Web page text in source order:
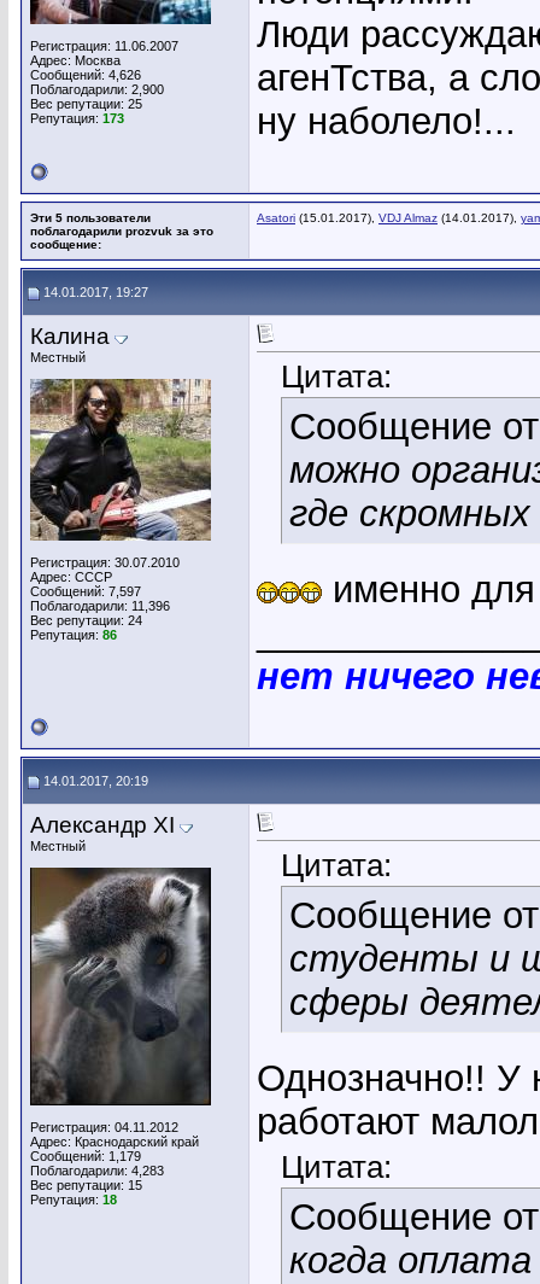
Регистрация: 11.06.2007
Адрес: Москва
Сообщений: 4,626
Поблагодарили: 2,900
Вес репутации: 25
Репутация: 173
Люди
агенТства, а
ну наболело!...
Эти 5 пользователи
поблагодарили prozvuk за это
сообщение:
Asatori (15.01.2017), VDJ Almaz (14.01.2017),
14.01.2017, 19:27
Калина
Местный
Регистрация: 30.07.2010
Адрес: СССР
Сообщений: 7,597
Поблагодарили: 11,396
Вес репутации: 24
Репутация: 86
Цитата:
Сообщение
можно
где
именно
нет ничего
14.01.2017, 20:19
Александр XI
Местный
Регистрация: 04.11.2012
Адрес: Краснодарский край
Сообщений: 1,179
Поблагодарили: 4,283
Вес репутации: 15
Репутация: 18
Цитата:
Сообщение
студенты и
сферы
Однозначно!! У
работают
Цитата:
Сообщение
когда